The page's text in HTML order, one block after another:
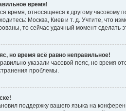
время!
время, относящееся к другому часовому
Москва, Киев и т. д. Учтите, что
то сейчас удачный момент сделать
но время всё равно неправильное!
указали часовой пояс, но время
проблемы.
поддержку вашего языка на